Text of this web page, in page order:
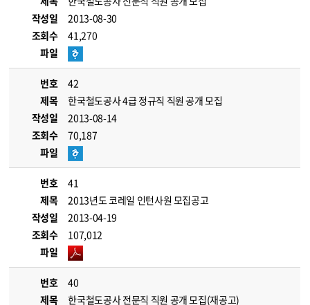
작성일
2013-08-30
조회수
41,270
파일
번호
42
제목
한국철도공사 4급 정규직 직원 공개 모집
작성일
2013-08-14
조회수
70,187
파일
번호
41
제목
2013년도 코레일 인턴사원 모집공고
작성일
2013-04-19
조회수
107,012
파일
번호
40
제목
한국철도공사 전문직 직원 공개 모집(재공고)